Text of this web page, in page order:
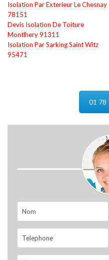
Isolation Par Exterieur Le Chesnay
78151
Devis Isolation De Toiture
Montlhery 91311
Isolation Par Sarking Saint Witz
95471
01 78